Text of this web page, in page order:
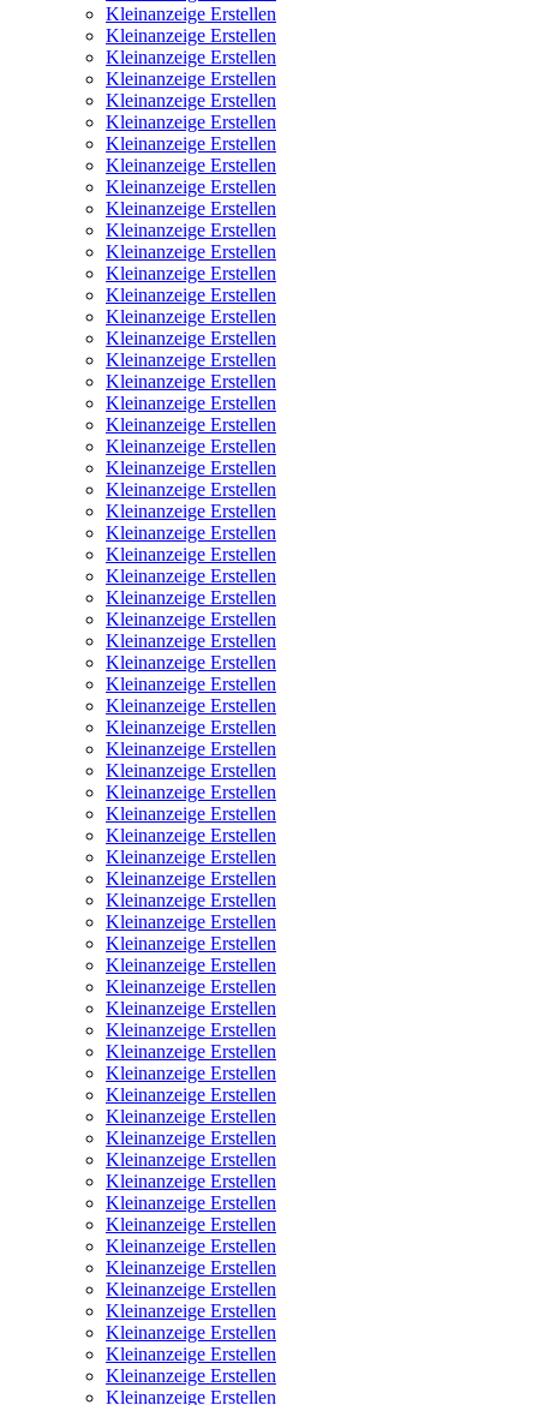
Kleinanzeige Erstellen
Kleinanzeige Erstellen
Kleinanzeige Erstellen
Kleinanzeige Erstellen
Kleinanzeige Erstellen
Kleinanzeige Erstellen
Kleinanzeige Erstellen
Kleinanzeige Erstellen
Kleinanzeige Erstellen
Kleinanzeige Erstellen
Kleinanzeige Erstellen
Kleinanzeige Erstellen
Kleinanzeige Erstellen
Kleinanzeige Erstellen
Kleinanzeige Erstellen
Kleinanzeige Erstellen
Kleinanzeige Erstellen
Kleinanzeige Erstellen
Kleinanzeige Erstellen
Kleinanzeige Erstellen
Kleinanzeige Erstellen
Kleinanzeige Erstellen
Kleinanzeige Erstellen
Kleinanzeige Erstellen
Kleinanzeige Erstellen
Kleinanzeige Erstellen
Kleinanzeige Erstellen
Kleinanzeige Erstellen
Kleinanzeige Erstellen
Kleinanzeige Erstellen
Kleinanzeige Erstellen
Kleinanzeige Erstellen
Kleinanzeige Erstellen
Kleinanzeige Erstellen
Kleinanzeige Erstellen
Kleinanzeige Erstellen
Kleinanzeige Erstellen
Kleinanzeige Erstellen
Kleinanzeige Erstellen
Kleinanzeige Erstellen
Kleinanzeige Erstellen
Kleinanzeige Erstellen
Kleinanzeige Erstellen
Kleinanzeige Erstellen
Kleinanzeige Erstellen
Kleinanzeige Erstellen
Kleinanzeige Erstellen
Kleinanzeige Erstellen
Kleinanzeige Erstellen
Kleinanzeige Erstellen
Kleinanzeige Erstellen
Kleinanzeige Erstellen
Kleinanzeige Erstellen
Kleinanzeige Erstellen
Kleinanzeige Erstellen
Kleinanzeige Erstellen
Kleinanzeige Erstellen
Kleinanzeige Erstellen
Kleinanzeige Erstellen
Kleinanzeige Erstellen
Kleinanzeige Erstellen
Kleinanzeige Erstellen
Kleinanzeige Erstellen
Kleinanzeige Erstellen
Kleinanzeige Erstellen